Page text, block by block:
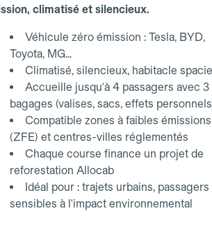
climatisé et silencieux.
Véhicule zéro émission : Tesla, BYD,
Toyota, MG...
Climatisé, silencieux, habitacle
Accueille jusqu'à 4 passagers avec 3
bagages (valises, sacs, effets
Compatible zones à faibles émissions
(ZFE) et centres-villes réglementés
Chaque course finance un projet de
reforestation Allocab
Idéal pour : trajets urbains, passagers
sensibles à l'impact environnemental